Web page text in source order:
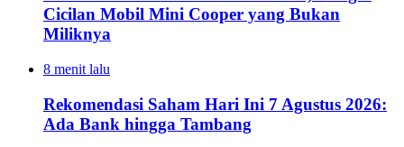
Cicilan Mobil Mini Cooper yang Bukan
Miliknya
8 menit lalu
Rekomendasi Saham Hari Ini 7 Agustus 2026:
Ada Bank hingga Tambang